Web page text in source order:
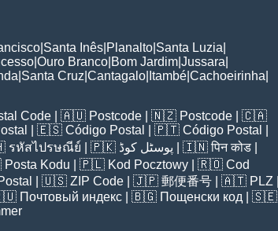
Santa Inês Planalto Santa Luzia
Ouro Branco Bom Jardim Jussara
Santa Cruz Cantagalo Itambé Cachoeirinha
Code | 🇦🇺 Postcode | 🇳🇿 Postcode | 🇨🇦
| 🇪🇸 Código Postal | 🇵🇹 Código Postal
รหัสไปรษณีย์ | 🇵🇰 پوسٹل کوڈ | 🇮🇳पिन कोड
Posta Kodu | 🇵🇱 Kod Pocztowy | 🇷🇴 Cod
| 🇺🇸 ZIP Code | 🇯🇵 郵便番号 | 🇦🇹 PLZ
Почтовый индекс | 🇧🇬 Пощенски код | 🇸🇪